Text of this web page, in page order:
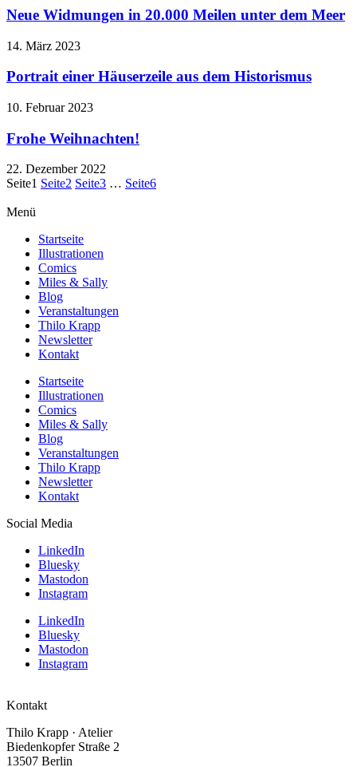
Neue Widmungen in 20.000 Meilen unter dem Meer
14. März 2023
Portrait einer Häuserzeile aus dem Historismus
10. Februar 2023
Frohe Weihnachten!
22. Dezember 2022
Seite1 Seite2 Seite3 … Seite6
Menü
Startseite
Illustrationen
Comics
Miles & Sally
Blog
Veranstaltungen
Thilo Krapp
Newsletter
Kontakt
Startseite
Illustrationen
Comics
Miles & Sally
Blog
Veranstaltungen
Thilo Krapp
Newsletter
Kontakt
Social Media
LinkedIn
Bluesky
Mastodon
Instagram
LinkedIn
Bluesky
Mastodon
Instagram
Kontakt
Thilo Krapp · Atelier
Biedenkopfer Straße 2
13507 Berlin